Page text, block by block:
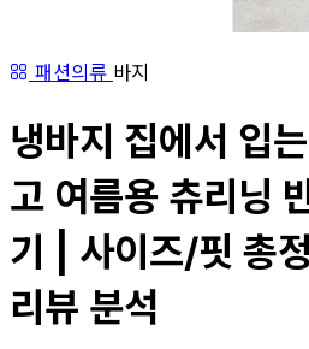
패션의류 바지
냉바지 집에서 입
고 여름용 츄리닝
기 | 사이즈/핏 총
리뷰 분석